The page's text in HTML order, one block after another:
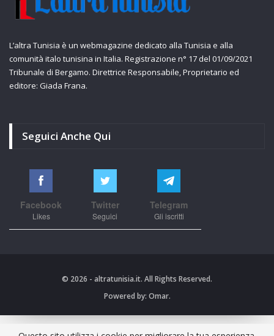
L’altra Tunisia è un webmagazine dedicato alla Tunisia e alla
comunità italo tunisina in Italia. Registrazione n° 17 del 01/09/2021
Tribunale di Bergamo. Direttrice Responsabile, Proprietario ed
editore: Giada Frana.
Seguici Anche Qui
Facebook
Likes
Twitter
Seguici
Telegram
Gli iscritti
© 2026 - altratunisia.it. All Rights Reserved.
Powered by: Omar.